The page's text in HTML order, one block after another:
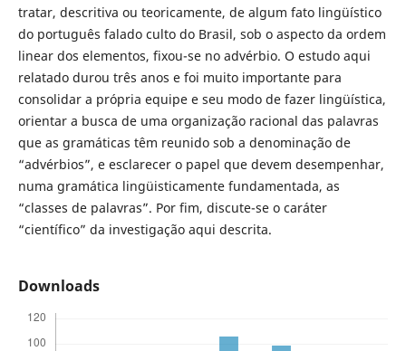
tratar, descritiva ou teoricamente, de algum fato lingüístico
do português falado culto do Brasil, sob o aspecto da ordem
linear dos elementos, fixou-se no advérbio. O estudo aqui
relatado durou três anos e foi muito importante para
consolidar a própria equipe e seu modo de fazer lingüística,
orientar a busca de uma organização racional das palavras
que as gramáticas têm reunido sob a denominação de
“advérbios”, e esclarecer o papel que devem desempenhar,
numa gramática lingüisticamente fundamentada, as
“classes de palavras”. Por fim, discute-se o caráter
“científico” da investigação aqui descrita.
Downloads